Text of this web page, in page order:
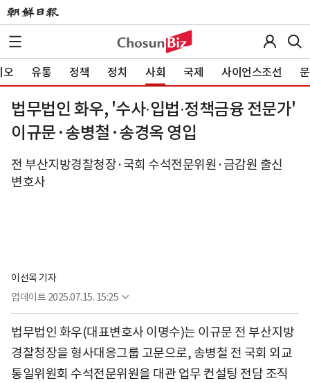
오 유통 정책 정치 사회 국제 사이언스조선
법무법인 화우, '수사∙입법∙정책금융 전문가'
이규문·송병철·송경옥 영입
전 부산지방경찰청장·국회 수석전문위원·금감원 출신
변호사
이선목 기자
업데이트 2025.07.15. 15:25
법무법인 화우(대표변호사 이명수)는 이규문 전 부산지방
경찰청장을 형사대응그룹 고문으로, 송병철 전 국회 외교
통일위원회 수석전문위원을 대관 업무 컨설팅 전담 조직